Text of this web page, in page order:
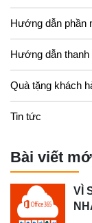
Hướng dẫn phần
Hướng dẫn thanh
Quà tặng khách
Tin tức
Bài viết
VÌ